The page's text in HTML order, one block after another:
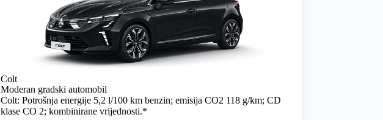
Colt
Moderan gradski automobil
Colt: Potrošnja energije 5,2 l/100 km benzin; emisija CO2 118 g/km; CD
klase CO 2; kombinirane vrijednosti.*